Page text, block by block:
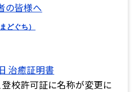
の皆様へ
どぐち）
治癒証明書
校許可証に名称が変更に